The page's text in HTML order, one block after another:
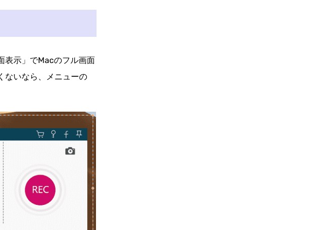
表示」でMacのフル画面
ないなら、メニューの